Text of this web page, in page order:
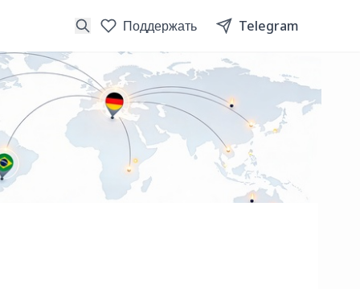
Поддержать Telegram